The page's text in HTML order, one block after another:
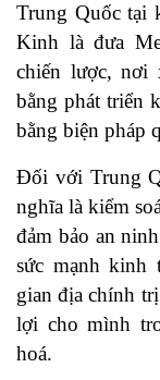
Trung Quốc tại
Kinh là đưa
chiến lược, nơi
bằng phát triển
bằng biện pháp
Đối với Trung
nghĩa là kiểm
đảm bảo an
sức mạnh kinh
gian địa chính
lợi cho mình
hoá.